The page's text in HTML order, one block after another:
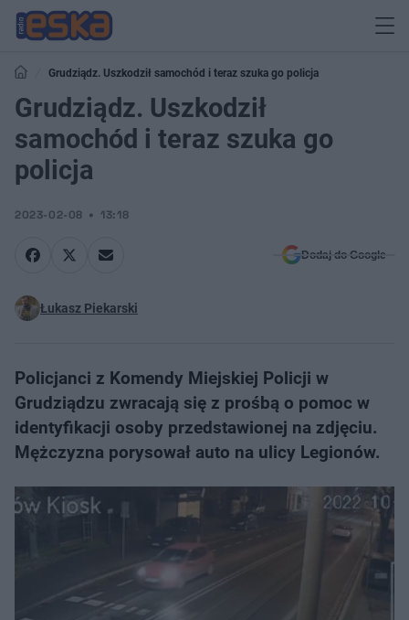
Grudziądz. Uszkodził samochód i teraz szuka go policja
Grudziądz. Uszkodził
samochód i teraz szuka go
policja
2023-02-08 13:18
Dodaj do Google
Łukasz Piekarski
Policjanci z Komendy Miejskiej Policji w
Grudziądzu zwracają się z prośbą o pomoc w
identyfikacji osoby przedstawionej na zdjęciu.
Mężczyzna porysował auto na ulicy Legionów.